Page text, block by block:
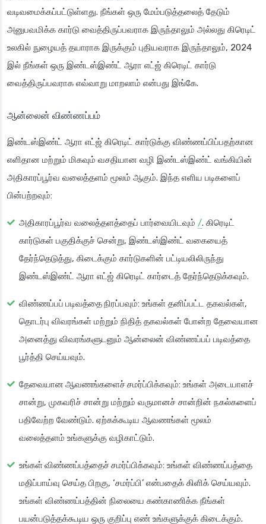
வடிவமைக்கப்பட்டுள்ளது. நீங்கள் ஒரு மேம்படுத்தலைத் தேடும்
அனுபவமிக்க கார்டு வைத்திருப்பவராக இருந்தாலும் அல்லது கிரெடிட்
உலகில் நுழையத் தயாராக இருக்கும் புதியவராக இருந்தாலும், 2024
இல் நீங்கள் ஒரு இண்டஸ்இண்ட் ஆரா எட்ஜ் கிரெடிட் கார்டு
வைத்திருப்பவராக எவ்வாறு மாறலாம் என்பது இங்கே.
ஆன்லைன் விண்ணப்பம்
இண்டஸ்இண்ட் ஆரா எட்ஜ் கிரெடிட் கார்டுக்கு விண்ணப்பிப்பதற்கான
எளிதான மற்றும் மிகவும் வசதியான வழி இண்டஸ்இண்ட் வங்கியின்
அதிகாரப்பூர்வ வலைத்தளம் மூலம் ஆகும். இந்த எளிய படிகளைப்
பின்பற்றவும்:
அதிகாரப்பூர்வ வலைத்தளத்தைப் பார்வையிடவும் /. கிரெடிட்
கார்டுகள் பகுதிக்குச் சென்று, இண்டஸ்இண்ட் வகையைத்
தேர்ந்தெடுத்து, கிடைக்கும் கார்டுகளின் பட்டியலிலிருந்து
இண்டஸ்இண்ட் ஆரா எட்ஜ் கிரெடிட் கார்டைத் தேர்ந்தெடுக்கவும்.
விண்ணப்பப் படிவத்தை நிரப்பவும்: உங்கள் தனிப்பட்ட தகவல்கள்,
தொடர்பு விவரங்கள் மற்றும் நிதித் தகவல்கள் போன்ற தேவையான
அனைத்து விவரங்களுடனும் ஆன்லைன் விண்ணப்பப் படிவத்தை
பூர்த்தி செய்யவும்.
தேவையான ஆவணங்களைச் சமர்ப்பிக்கவும்: உங்கள் அடையாளச்
சான்று, முகவரிச் சான்று மற்றும் வருமானச் சான்றின் நகல்களைப்
பதிவேற்ற வேண்டும். ஏற்கக்கூடிய ஆவணங்கள் மூலம்
வலைத்தளம் உங்களுக்கு வழிகாட்டும்.
உங்கள் விண்ணப்பத்தைச் சமர்ப்பிக்கவும்: உங்கள் விண்ணப்பத்தை
மதிப்பாய்வு செய்த பிறகு, ‘சமர்ப்பி’ என்பதைக் கிளிக் செய்யவும்.
உங்கள் விண்ணப்பத்தின் நிலையை கண்காணிக்க நீங்கள்
பயன்படுத்தக்கூடிய ஒரு குறிப்பு எண் உங்களுக்குக் கிடைக்கும்.